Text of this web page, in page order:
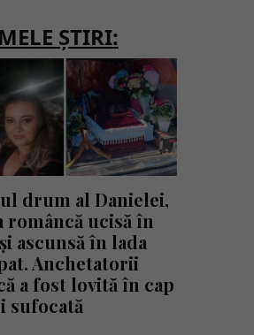
ȘTIRI:
drum al Danielei,
româncă ucisă în
ascunsă în lada
Anchetatorii
a fost lovită în cap
sufocată